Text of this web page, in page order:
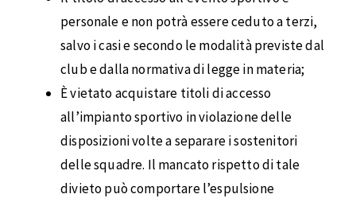
personale e non potrà essere ceduto a terzi,
salvo i casi e secondo le modalità previste dal
club e dalla normativa di legge in materia;
È vietato acquistare titoli di accesso
all’impianto sportivo in violazione delle
disposizioni volte a separare i sostenitori
delle squadre. Il mancato rispetto di tale
divieto può comportare l’espulsione